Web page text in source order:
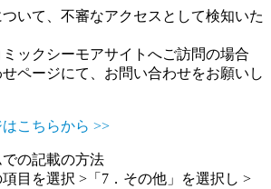
いて、不審なアクセスとして検知いた
ックシーモアサイトへご訪問の場合
ページにて、お問い合わせをお願いし
こちらから >>
の記載の方法
目を選択 >「7．その他」を選択し >